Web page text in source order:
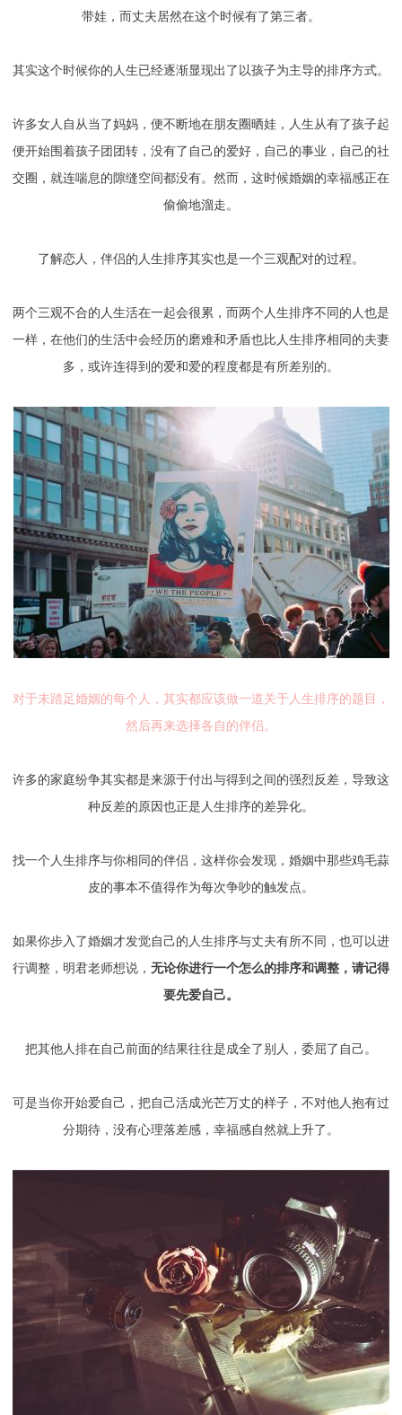
带娃，而丈夫居然在这个时候有了第三者。
其实这个时候你的人生已经逐渐显现出了以孩子为主导的排序方式。
许多女人自从当了妈妈，便不断地在朋友圈晒娃，人生从有了孩子起
便开始围着孩子团团转，没有了自己的爱好，自己的事业，自己的社
交圈，就连喘息的隙缝空间都没有。然而，这时候婚姻的幸福感正在
偷偷地溜走。
了解恋人，伴侣的人生排序其实也是一个三观配对的过程。
两个三观不合的人生活在一起会很累，而两个人生排序不同的人也是
一样，在他们的生活中会经历的磨难和矛盾也比人生排序相同的夫妻
多，或许连得到的爱和爱的程度都是有所差别的。
对于未踏足婚姻的每个人，其实都应该做一道关于人生排序的题目，
然后再来选择各自的伴侣。
许多的家庭纷争其实都是来源于付出与得到之间的强烈反差，导致这
种反差的原因也正是人生排序的差异化。
找一个人生排序与你相同的伴侣，这样你会发现，婚姻中那些鸡毛蒜
皮的事本不值得作为每次争吵的触发点。
如果你步入了婚姻才发觉自己的人生排序与丈夫有所不同，也可以进
行调整，明君老师想说， 无论你进行一个怎么的排序和调整，请记得
要先爱自己。
把其他人排在自己前面的结果往往是成全了别人，委屈了自己。
可是当你开始爱自己，把自己活成光芒万丈的样子，不对他人抱有过
分期待，没有心理落差感，幸福感自然就上升了。